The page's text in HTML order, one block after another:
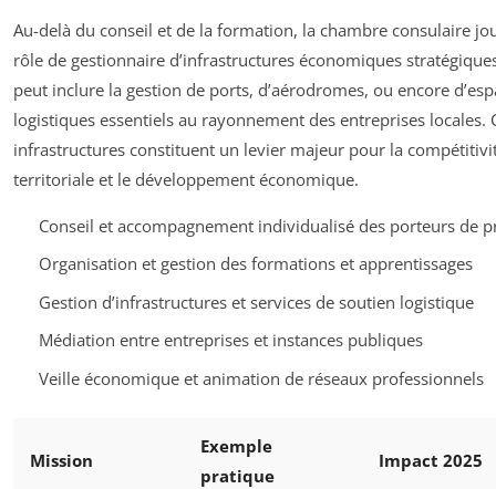
Au-delà du conseil et de la formation, la chambre consulaire
rôle de gestionnaire d’infrastructures économiques
peut inclure la gestion de ports, d’aérodromes, ou encore
logistiques essentiels au rayonnement des entreprises locales.
infrastructures constituent un levier majeur pour la
territoriale et le développement économique.
Conseil et accompagnement individualisé des porteurs de
Organisation et gestion des formations et apprentissages
Gestion d’infrastructures et services de soutien logistique
Médiation entre entreprises et instances publiques
Veille économique et animation de réseaux professionnels
Mission
Exemple
pratique
Impact 2025